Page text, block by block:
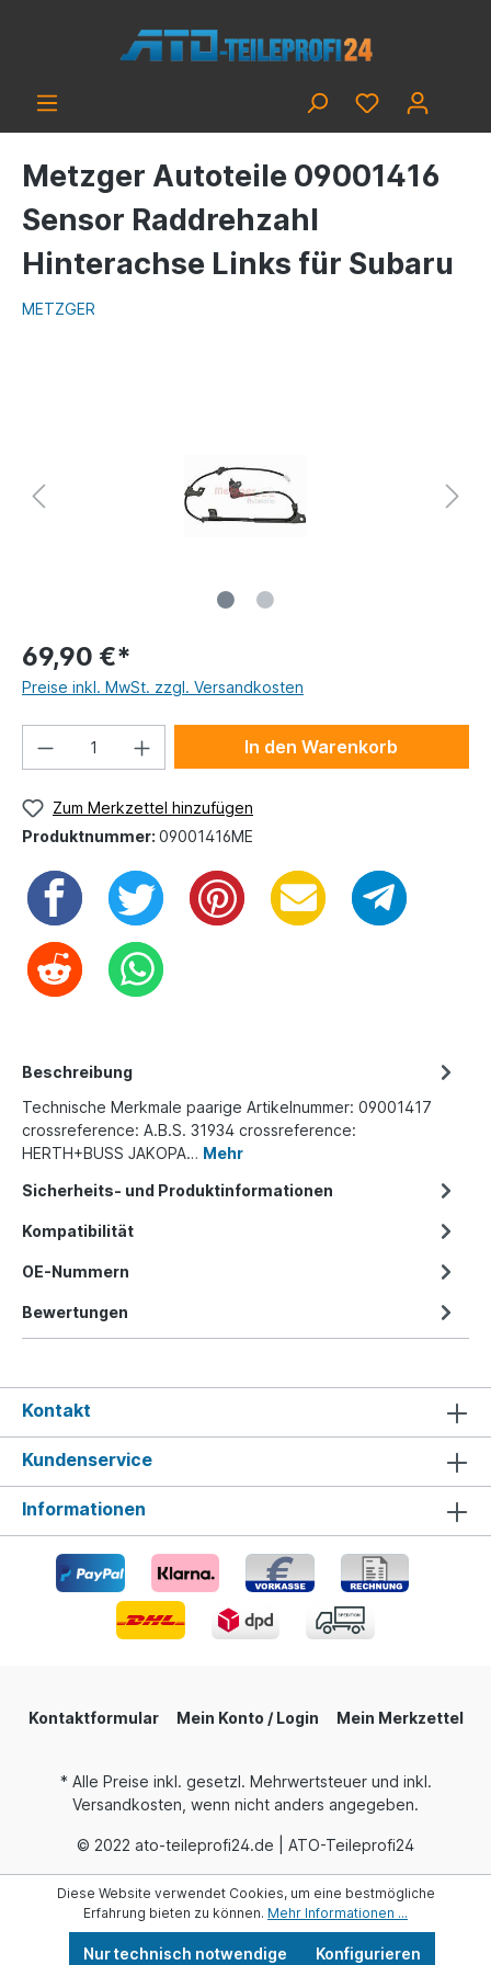
Metzger Autoteile 09001416
Sensor Raddrehzahl
Hinterachse Links für Subaru
METZGER
69,90 €*
Preise inkl. MwSt. zzgl. Versandkosten
In den Warenkorb
Zum Merkzettel hinzufügen
Produktnummer: 09001416ME
Beschreibung
Technische Merkmale paarige Artikelnummer: 09001417
crossreference: A.B.S. 31934 crossreference:
HERTH+BUSS JAKOPA… Mehr
Sicherheits- und Produktinformationen
Kompatibilität
OE-Nummern
Bewertungen
Kontakt
Kundenservice
Informationen
Kontaktformular Mein Konto / Login Mein Merkzettel
* Alle Preise inkl. gesetzl. Mehrwertsteuer und inkl.
Versandkosten, wenn nicht anders angegeben.
© 2022 ato-teileprofi24.de | ATO-Teileprofi24
Diese Website verwendet Cookies, um eine bestmögliche
Erfahrung bieten zu können. Mehr Informationen ...
Nur technisch notwendige Konfigurieren